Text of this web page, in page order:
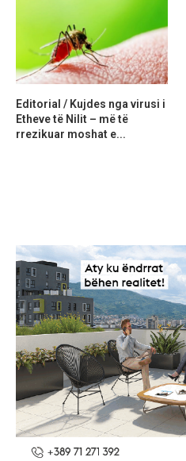
Editorial / Kujdes nga virusi i
Etheve të Nilit – më të
rrezikuar moshat e...